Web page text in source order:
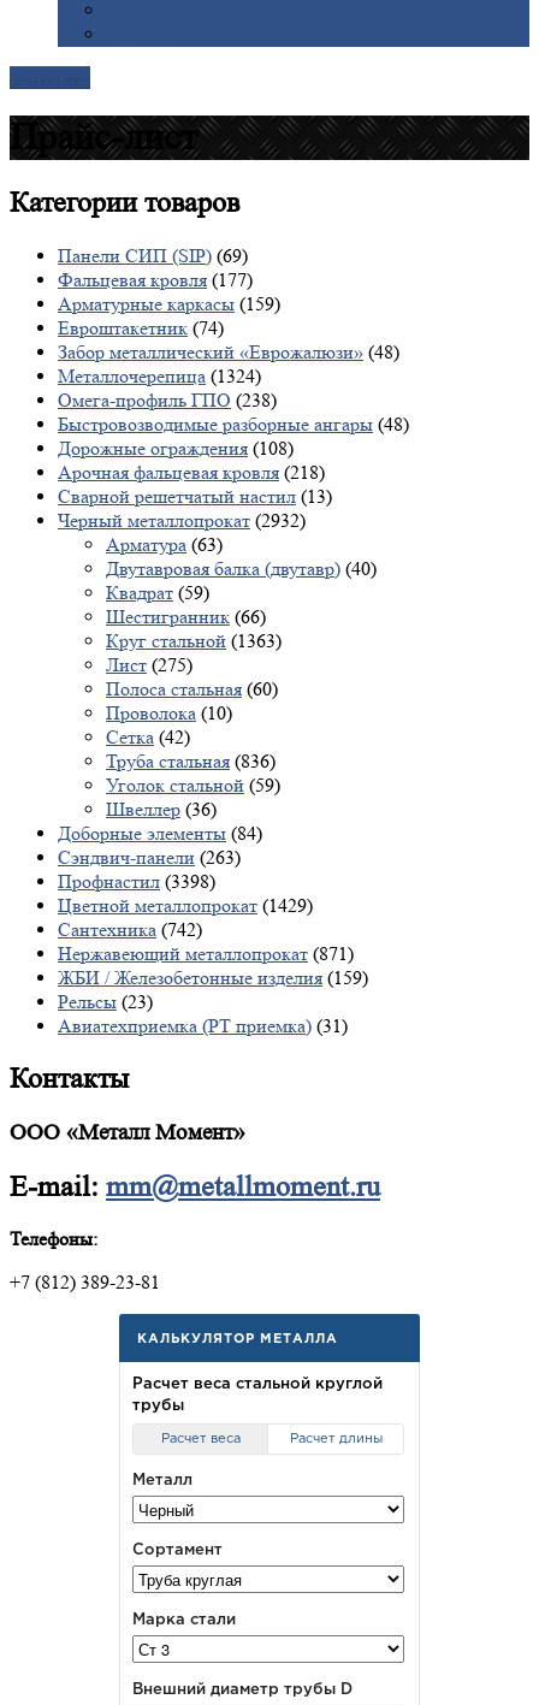
Прайс-лист
Категориитоваров
Панели СИП (SIP) (69)
Фальцевая кровля (177)
Арматурные каркасы (159)
Евроштакетник (74)
Забор металлический «Еврожалюзи» (48)
Металлочерепица (1324)
Омега-профиль ГПО (238)
Быстровозводимые разборные ангары (48)
Дорожные ограждения (108)
Арочная фальцевая кровля (218)
Сварной решетчатый настил (13)
Черный металлопрокат (2932)
Арматура (63)
Двутавровая балка (двутавр) (40)
Квадрат (59)
Шестигранник (66)
Круг стальной (1363)
Лист (275)
Полоса стальная (60)
Проволока (10)
Сетка (42)
Труба стальная (836)
Уголок стальной (59)
Швеллер (36)
Доборные элементы (84)
Сэндвич-панели (263)
Профнастил (3398)
Цветной металлопрокат (1429)
Сантехника (742)
Нержавеющий металлопрокат (871)
ЖБИ / Железобетонные изделия (159)
Рельсы (23)
Авиатехприемка (РТ приемка) (31)
Контакты
ООО «Металл Момент»
E-mail: mm@metallmoment.ru
Телефоны:
+7 (812) 389-23-81